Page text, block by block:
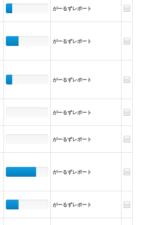
がーるずレポート
がーるずレポート
がーるずレポート
がーるずレポート
がーるずレポート
がーるずレポート
がーるずレポート